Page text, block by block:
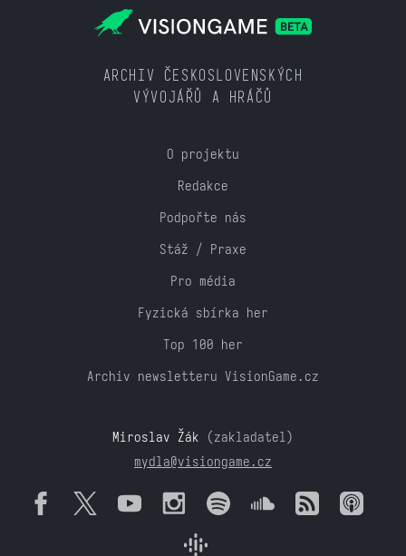
ARCHIV ČESKOSLOVENSKÝCH
VÝVOJÁŘŮ A HRÁČŮ
O projektu
Redakce
Podpořte nás
Stáž / Praxe
Pro média
Fyzická sbírka her
Top 100 her
Archiv newsletteru VisionGame.cz
Miroslav Žák (zakladatel)
mydla@visiongame.cz